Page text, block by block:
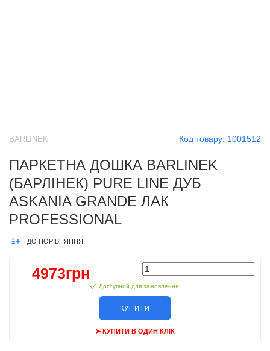
Код товару: 1001512
BARLINEK
ПАРКЕТНА ДОШКА BARLINEK
(БАРЛІНЕК) PURE LINE ДУБ
ASKANIA GRANDE ЛАК
PROFESSIONAL
ДО ПОРІВНЯННЯ
4973грн
Доступний для замовлення
КУПИТИ
➤ КУПИТИ В ОДИН КЛІК